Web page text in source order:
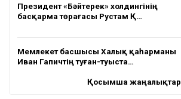
Президент «Бәйтерек» холдингінің
басқарма төрағасы Рустам Қ…
Мемлекет басшысы Халық қаһарманы
Иван Гапичтің туған-туыста…
Қосымша жаңалықтар